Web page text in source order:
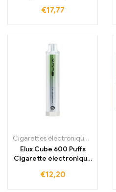
inhalations
€17,77
Cigarettes électroniques jetables
Elux Cube 600 Puffs
Cigarette électronique
€12,20